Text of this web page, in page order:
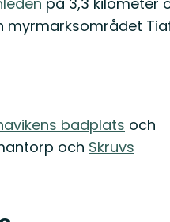
myrmarksområdet
badplats och
och Skruvs